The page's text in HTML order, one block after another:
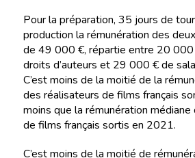
Pour la préparation, 35 jours de
production la rémunération des
de 49 000 €, répartie entre 20 000
droits d’auteurs et 29 000 € de
C’est moins de la moitié de la
des réalisateurs de films français
moins que la rémunération
de films français sortis en 2021.
C’est moins de la moitié de